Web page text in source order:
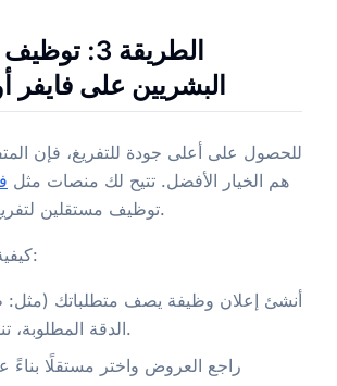
الطريقة 3:
البشريين على
للحصول على أعلى جودة للتفريغ، فإن
هم الخيار الأفضل. تتيح لك منصات مثل
توظيف مستقلين لتفريغ الفيديوهات لك.
كيفية توظيف متفريغ:
أنشئ إعلان وظيفة يصف متطلباتك (مثل:
الدقة المطلوبة، تنسيق الملف).
راجع العروض واختر مستقلًا بناءً